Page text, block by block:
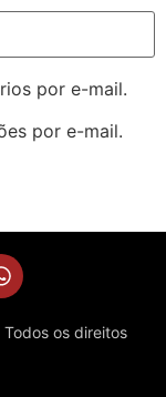
por e-mail.
por e-mail.
os direitos